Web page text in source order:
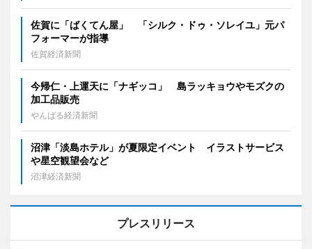
佐賀に「ばくてん屋」 「シルク・ドゥ・ソレイユ」元パ
フォーマーが指導
佐賀経済新聞
今帰仁・上運天に「ナギッコ」 島ラッキョウやモズクの
加工品販売
やんばる経済新聞
沼津「淡島ホテル」が夏限定イベント イラストサービス
や星空観望会など
沼津経済新聞
プレスリリース